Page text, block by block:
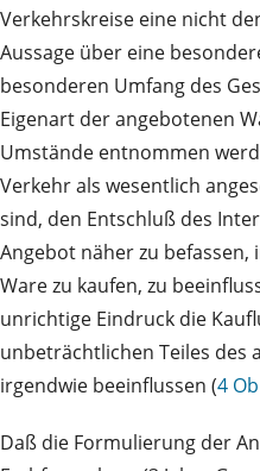
Verkehrskreise eine nicht
Aussage über eine
besonderen Umfang des
Eigenart der angebotenen
Umstände entnommen
Verkehr als wesentlich
sind, den Entschluß des
Angebot näher zu
Ware zu kaufen, zu
unrichtige Eindruck die
unbeträchtlichen Teiles des
irgendwie beeinflussen (4
Daß die Formulierung der